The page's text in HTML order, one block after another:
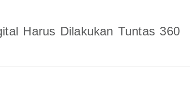
Harus Dilakukan Tuntas 360